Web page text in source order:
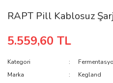
RAPT Pill Kablosuz
5.559,60 TL
Kategori
Marka
Kegland